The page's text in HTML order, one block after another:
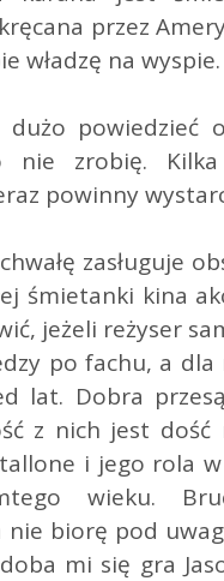
przez
władzę na wyspie.
dużo
nie zrobię. Kilka
powinny
zasługuje
śmietanki kina
jeżeli reżyser
po fachu, a
lat. Dobra
z nich jest
i jego rola w
wieku.
nie biorę pod
mi się gra